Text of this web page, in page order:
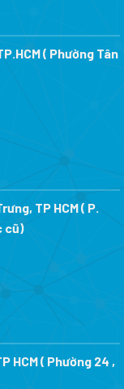
( Phường Tân
TP HCM ( P.
cũ)
HCM ( Phường 24 ,